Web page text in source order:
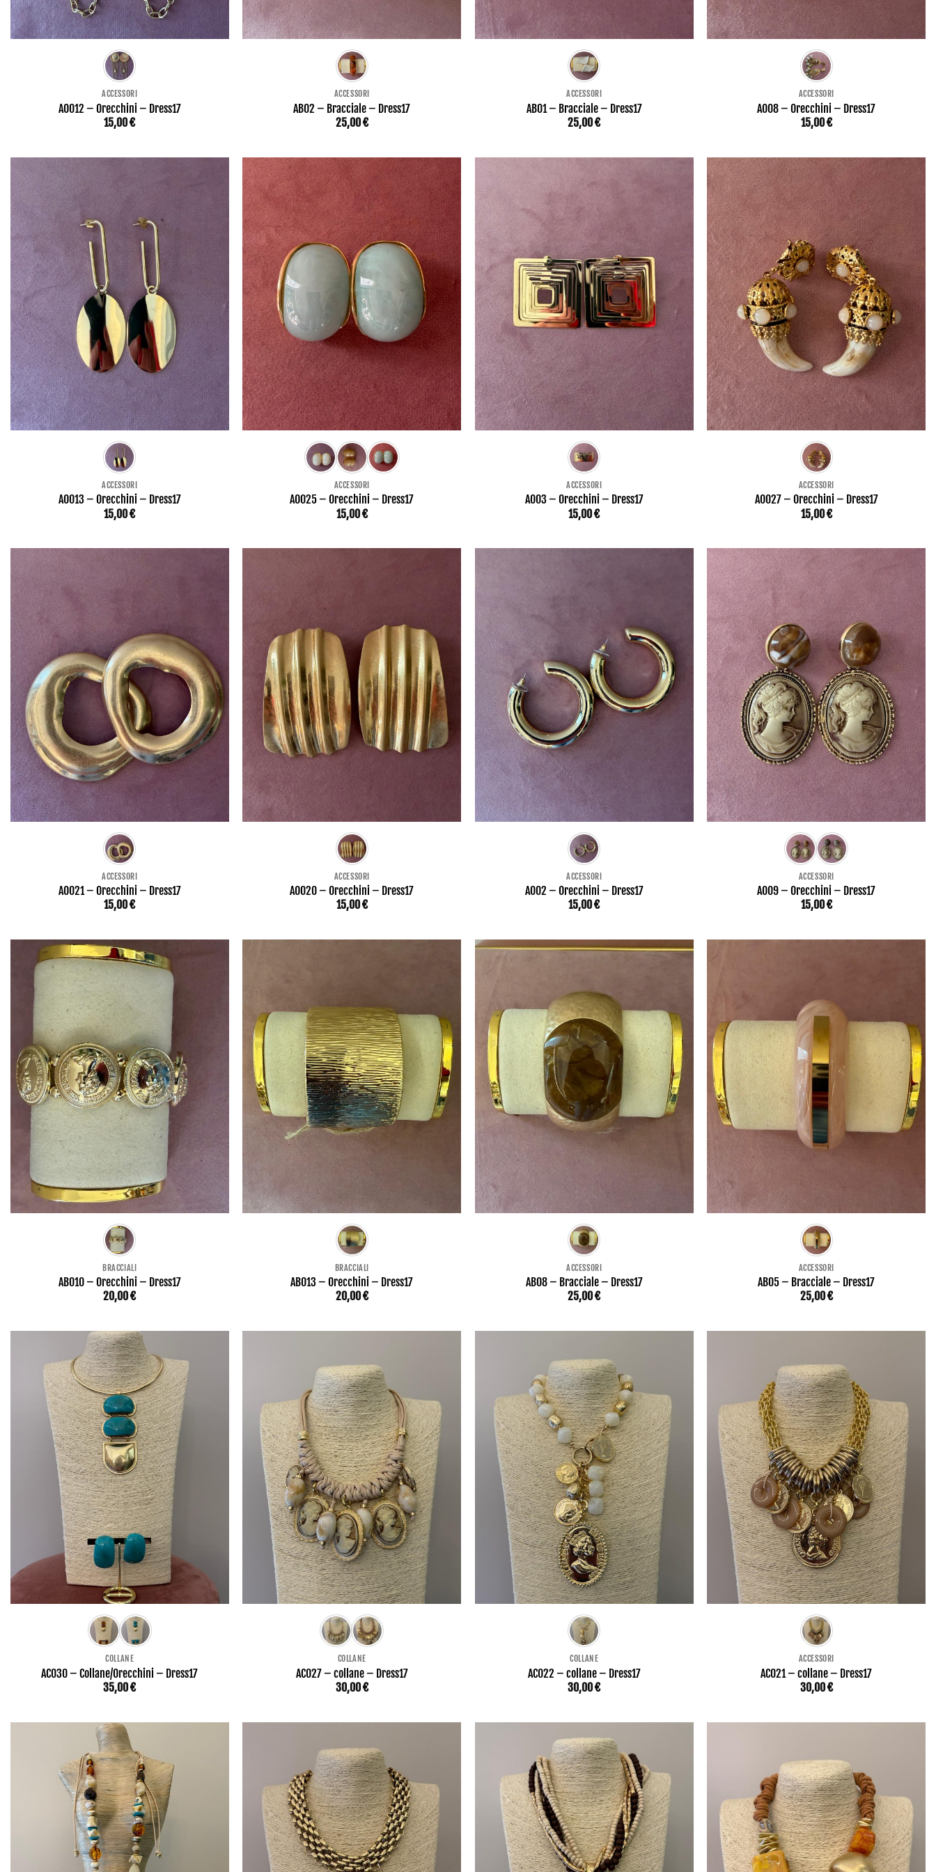
ACCESSORI
AO012 – Orecchini – Dress17
15,00€
ACCESSORI
AB02 – Bracciale – Dress17
25,00€
ACCESSORI
AB01 – Bracciale – Dress17
25,00€
ACCESSORI
AO08 – Orecchini – Dress17
15,00€
ACCESSORI
AO013 – Orecchini – Dress17
15,00€
ACCESSORI
AO025 – Orecchini – Dress17
15,00€
ACCESSORI
AO03 – Orecchini – Dress17
15,00€
ACCESSORI
AO027 – Orecchini – Dress17
15,00€
ACCESSORI
AO021 – Orecchini – Dress17
15,00€
ACCESSORI
AO020 – Orecchini – Dress17
15,00€
ACCESSORI
AO02 – Orecchini – Dress17
15,00€
ACCESSORI
AO09 – Orecchini – Dress17
15,00€
BRACCIALI
AB010 – Orecchini – Dress17
20,00€
BRACCIALI
AB013 – Orecchini – Dress17
20,00€
ACCESSORI
AB08 – Bracciale – Dress17
25,00€
ACCESSORI
AB05 – Bracciale – Dress17
25,00€
COLLANE
AC030 – Collane/Orecchini – Dress17
35,00€
COLLANE
AC027 – collane – Dress17
30,00€
COLLANE
AC022 – collane – Dress17
30,00€
ACCESSORI
AC021 – collane – Dress17
30,00€